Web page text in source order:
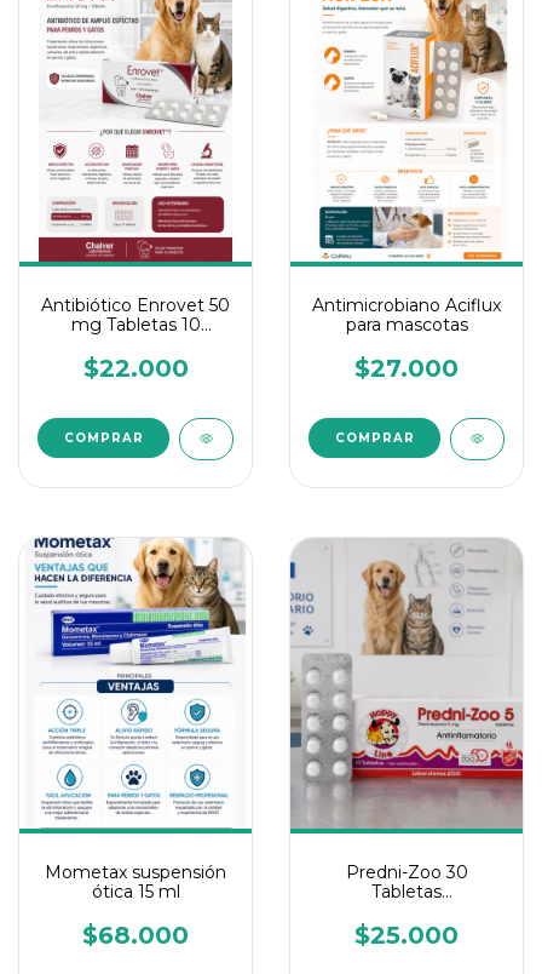
Antibiótico Enrovet 50
mg Tabletas 10
$22.000
Antimicrobiano Aciflux
para mascotas
$27.000
Mometax suspensión
ótica 15 ml
$68.000
Predni-Zoo 30
Tabletas
$25.000